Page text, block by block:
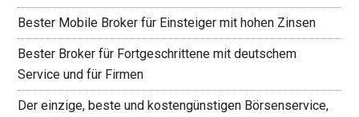
Bester Mobile Broker für Einsteiger mit hohen Zinsen
Bester Broker für Fortgeschrittene mit deutschem
Service und für Firmen
Der einzige, beste und kostengünstigen Börsenservice,